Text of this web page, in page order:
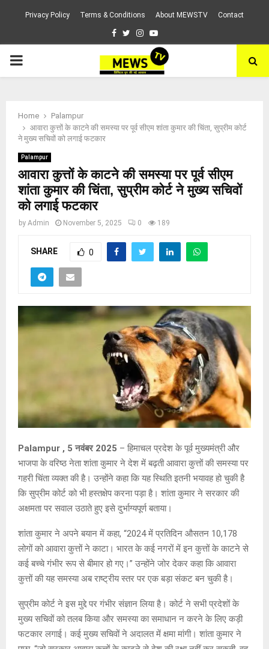
Privacy Policy Terms & Conditions About MEWSTV Contact
Facebook
TwitterInstagram
Youtube
PRIMARY
Home
Palampur
आवारा कुत्तों के काटने की समस्या पर पूर्व सीएम शांता कुमार की चिंता, सुप्रीम कोर्ट
ने मुख्य सचिवों को लगाई फटकार
Palampur
आवारा कुत्तों के काटने की समस्या पर पूर्व सीएम
शांता कुमार की चिंता, सुप्रीम कोर्ट ने मुख्य सचिवों
को लगाई फटकार
by Admin November 5, 2025 0 189
SHARE 0
Palampur , 5 नवंबर 2025 – हिमाचल प्रदेश के पूर्व मुख्यमंत्री और
भाजपा के वरिष्ठ नेता शांता कुमार ने देश में बढ़ती आवारा कुत्तों की समस्या पर
गहरी चिंता व्यक्त की है। उन्होंने कहा कि यह स्थिति इतनी भयावह हो चुकी है
कि सुप्रीम कोर्ट को भी हस्तक्षेप करना पड़ा है। शांता कुमार ने सरकार की
अक्षमता पर सवाल उठाते हुए इसे दुर्भाग्यपूर्ण बताया।
शांता कुमार ने अपने बयान में कहा, “2024 में प्रतिदिन औसतन 10,178
लोगों को आवारा कुत्तों ने काटा। भारत के कई नगरों में इन कुत्तों के काटने से
कई बच्चे गंभीर रूप से बीमार हो गए।” उन्होंने जोर देकर कहा कि आवारा
कुत्तों की यह समस्या अब राष्ट्रीय स्तर पर एक बड़ा संकट बन चुकी है।
सुप्रीम कोर्ट ने इस मुद्दे पर गंभीर संज्ञान लिया है। कोर्ट ने सभी प्रदेशों के
मुख्य सचिवों को तलब किया और समस्या का समाधान न करने के लिए कड़ी
फटकार लगाई। कई मुख्य सचिवों ने अदालत में क्षमा मांगी। शांता कुमार ने